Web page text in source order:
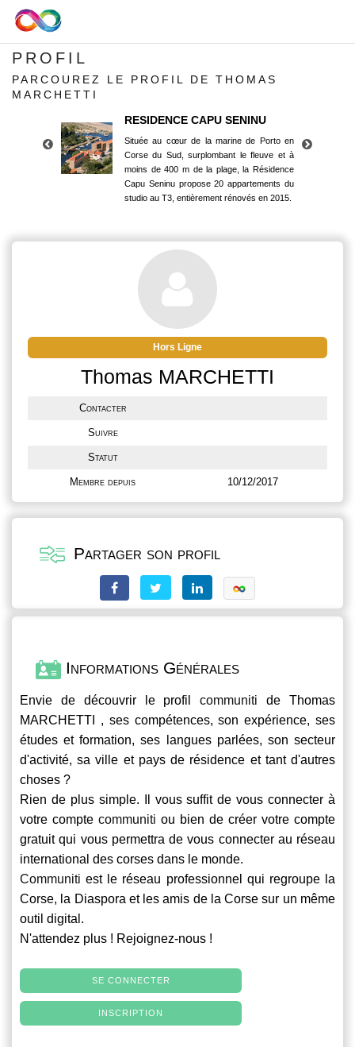
PROFIL
PARCOUREZ LE PROFIL DE THOMAS
MARCHETTI
RESIDENCE CAPU SENINU
Située au cœur de la marine de Porto en
Corse du Sud, surplombant le fleuve et à
moins de 400 m de la plage, la Résidence
Capu Seninu propose 20 appartements du
studio au T3, entièrement rénovés en 2015.
Corse du Sud, surplombant le fleuve et à
moins de 400 m de la plage, la Résidence
Capu Seninu propose 20 appartements du
studio au T3, entièrement rénovés en 2015.
Hors Ligne
Thomas MARCHETTI
Contacter
Suivre
Statut
Membre depuis 10/12/2017
Partager son profil
Informations Générales
Envie de découvrir le profilcommuniti de Thomas
MARCHETTI , ses compétences, son expérience, ses
études et formation, ses langues parlées, son secteur
d'activité, sa ville et pays de résidence et tant d'autres
choses ?
Rien de plus simple. Il vous suffit de vous connecter à
votre compte communiti ou bien de créer votre compte
gratuit qui vous permettra de vous connecter au réseau
international des corses dans le monde.
Communiti est le réseau professionnel qui regroupe la
Corse, la Diaspora et les amis de la Corse sur un même
outil digital.
N'attendez plus ! Rejoignez-nous !
SE CONNECTER
INSCRIPTION